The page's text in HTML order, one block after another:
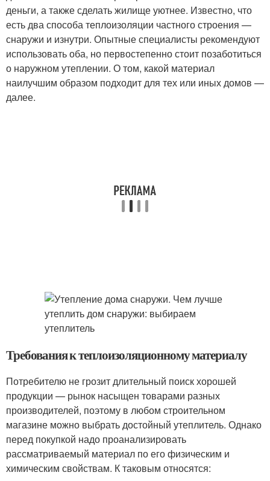
деньги, а также сделать жилище уютнее. Известно, что
есть два способа теплоизоляции частного строения —
снаружи и изнутри. Опытные специалисты рекомендуют
использовать оба, но первостепенно стоит позаботиться
о наружном утеплении. О том, какой материал
наилучшим образом подходит для тех или иных домов —
далее.
Требования к теплоизоляционному материалу
Потребителю не грозит длительный поиск хорошей
продукции — рынок насыщен товарами разных
производителей, поэтому в любом строительном
магазине можно выбрать достойный утеплитель. Однако
перед покупкой надо проанализировать
рассматриваемый материал по его физическим и
химическим свойствам. К таковым относятся: